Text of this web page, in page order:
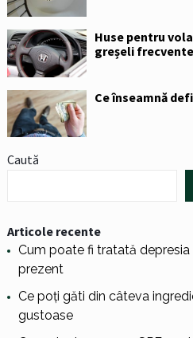
Huse pentru
greșeli frecvente
Ce înseamnă
Caută
Articole recente
Cum poate fi tratată depresia
prezent
Ce poți găti din câteva
gustoase